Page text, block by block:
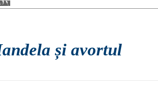
și avortul